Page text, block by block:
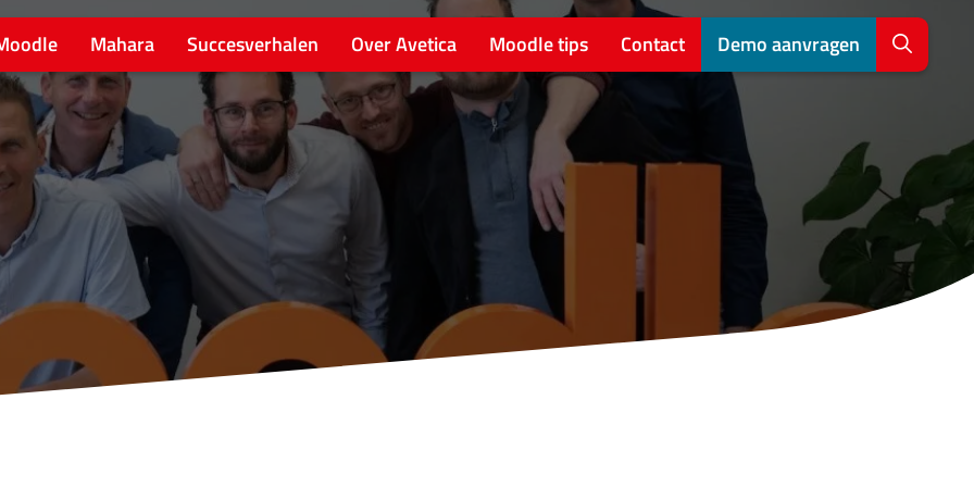
Mahara Succesverhalen Over Avetica Moodle tips Contact Demo aanvragen